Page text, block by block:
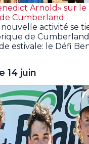
Arnold» sur le
Cumberland
activité se
de
estivale: le Défi
14 juin